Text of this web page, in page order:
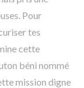
Pour
tes
cette
béni nommé
mission digne